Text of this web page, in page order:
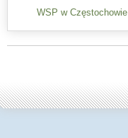
WSP w Częstochowie